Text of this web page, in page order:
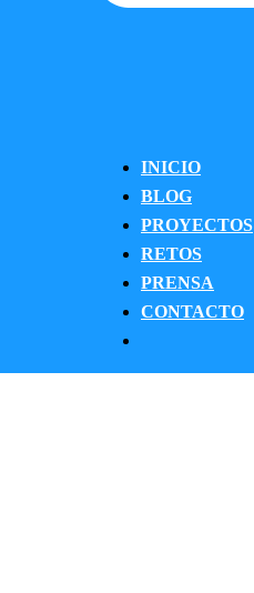
INICIO
BLOG
PROYECTOS
RETOS
PRENSA
CONTACTO